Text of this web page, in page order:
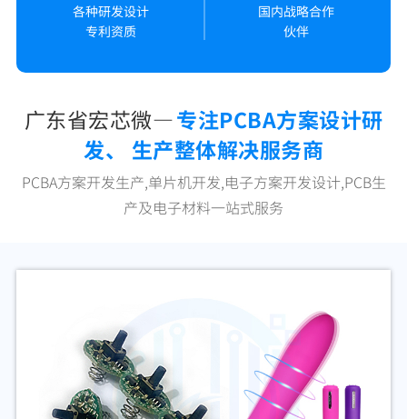
各种研发设计
专利资质
国内战略合作
伙伴
广东省宏芯微—专注PCBA方案设计研
发、 生产整体解决服务商
PCBA方案开发生产,单片机开发,电子方案开发设计,PCB生
产及电子材料一站式服务